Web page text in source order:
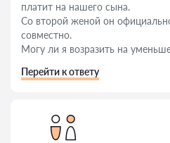
платит на нашего сына.
Со второй женой он
совместно.
Могу ли я возразить на
Перейти к ответу